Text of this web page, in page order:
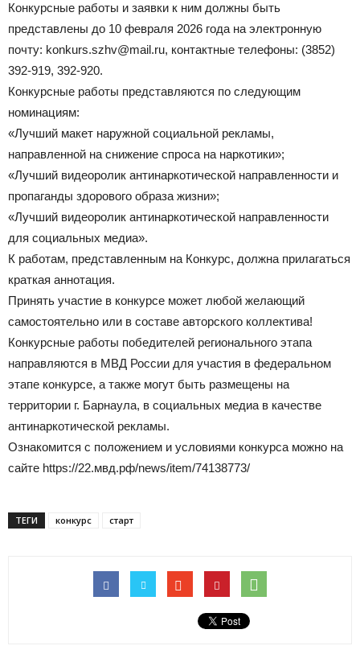
Конкурсные работы и заявки к ним должны быть
представлены до 10 февраля 2026 года на электронную
почту: konkurs.szhv@mail.ru, контактные телефоны: (3852)
392-919, 392-920.
Конкурсные работы представляются по следующим
номинациям:
«Лучший макет наружной социальной рекламы,
направленной на снижение спроса на наркотики»;
«Лучший видеоролик антинаркотической направленности и
пропаганды здорового образа жизни»;
«Лучший видеоролик антинаркотической направленности
для социальных медиа».
К работам, представленным на Конкурс, должна прилагаться
краткая аннотация.
Принять участие в конкурсе может любой желающий
самостоятельно или в составе авторского коллектива!
Конкурсные работы победителей регионального этапа
направляются в МВД России для участия в федеральном
этапе конкурсе, а также могут быть размещены на
территории г. Барнаула, в социальных медиа в качестве
антинаркотической рекламы.
Ознакомится с положением и условиями конкурса можно на
сайте https://22.мвд.рф/news/item/74138773/
ТЕГИ конкурс старт